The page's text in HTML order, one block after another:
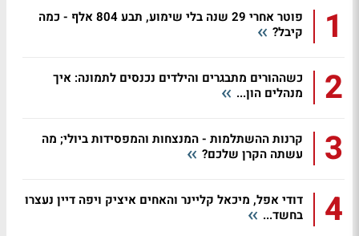
1
פוטר אחרי 29 שנה בלי שימוע, תבע 804 אלף - כמה
קיבל?
2
כשההורים מתבגרים והילדים נכנסים לתמונה: איך
מנהלים הון...
3
קרנות ההשתלמות - המנצחות והמפסידות ביולי; מה
עשתה הקרן שלכם?
4
דודי אפל, מיכאל קליינר והאחים איציק ויפה דיין נעצרו
בחשד...